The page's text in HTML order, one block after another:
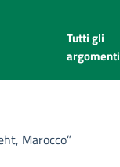
Tutti gli
argomenti
Marocco”